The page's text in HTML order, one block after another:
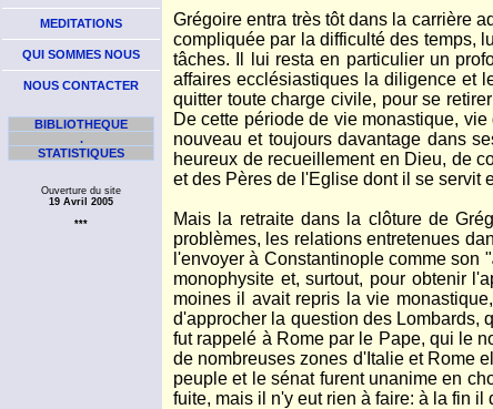
MEDITATIONS
QUI SOMMES NOUS
NOUS CONTACTER
BIBLIOTHEQUE
.
STATISTIQUES
Ouverture du site
19 Avril 2005
***
Grégoire entra très tôt dans la carrière
compliquée par la difficulté des temps,
tâches. Il lui resta en particulier un
affaires ecclésiastiques la diligence et
quitter toute charge civile, pour se
De cette période de vie monastique,
nouveau et toujours davantage dans
heureux de recueillement en Dieu, de
et des Pères de l'Eglise dont il se servit
Mais la retraite dans la clôture de
problèmes, les relations entretenues
l'envoyer à Constantinople comme son "
monophysite et, surtout, pour obtenir
moines il avait repris la vie
d'approcher la question des Lombards,
fut rappelé à Rome par le Pape, qui le
de nombreuses zones d'Italie et Rome
peuple et le sénat furent unanime en
fuite, mais il n'y eut rien à faire: à la fin il